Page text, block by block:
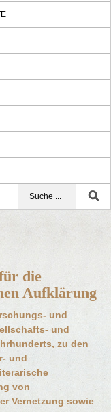
die
Aufklärung
und
und
zu den
und
von
Vernetzung sowie